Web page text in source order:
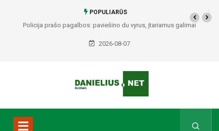
POPULIARŪS
Alytuje ARO šturmavo butą: sulaikytas vyras, kratos metu rasti ginklai,
Seirijuose – įtariami narkotikai BMW automobilyje
2026-08-07